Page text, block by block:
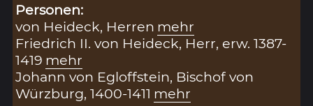
Personen:
von Heideck, Herren mehr
Friedrich II. von Heideck, Herr, erw. 1387-
1419 mehr
Johann von Egloffstein, Bischof von
Würzburg, 1400-1411 mehr